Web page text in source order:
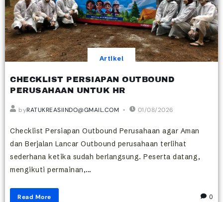
Artikel
CHECKLIST PERSIAPAN OUTBOUND
PERUSAHAAN UNTUK HR
byRATUKREASIINDO@GMAIL.COM 01/08/2026
Checklist Persiapan Outbound Perusahaan agar Aman
dan Berjalan Lancar Outbound perusahaan terlihat
sederhana ketika sudah berlangsung. Peserta datang,
mengikuti permainan,...
Read More 0